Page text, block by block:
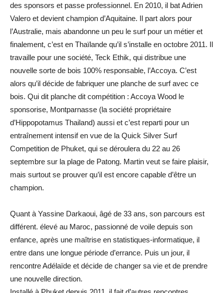
des sponsors et passe professionnel. En 2010, il bat Adrien
Valero et devient champion d’Aquitaine. Il part alors pour
l’Australie, mais abandonne un peu le surf pour un métier et
finalement, c’est en Thaïlande qu’il s’installe en octobre 2011. Il
travaille pour une société, Teck Ethik, qui distribue une
nouvelle sorte de bois 100% responsable, l’Accoya. C’est
alors qu’il décide de fabriquer une planche de surf avec ce
bois. Qui dit planche dit compétition : Accoya Wood le
sponsorise, Montparnasse (la société propriétaire
d’Hippopotamus Thailand) aussi et c’est reparti pour un
entraînement intensif en vue de la Quick Silver Surf
Competition de Phuket, qui se déroulera du 22 au 26
septembre sur la plage de Patong. Martin veut se faire plaisir,
mais surtout se prouver qu’il est encore capable d’être un
champion.
Quant à Yassine Darkaoui, âgé de 33 ans, son parcours est
différent. élevé au Maroc, passionné de voile depuis son
enfance, après une maîtrise en statistiques-informatique, il
entre dans une longue période d’errance. Puis un jour, il
rencontre Adélaïde et décide de changer sa vie et de prendre
une nouvelle direction.